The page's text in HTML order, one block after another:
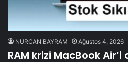
NURCAN BAYRAM Ağustos 4, 2026
RAM krizi MacBook